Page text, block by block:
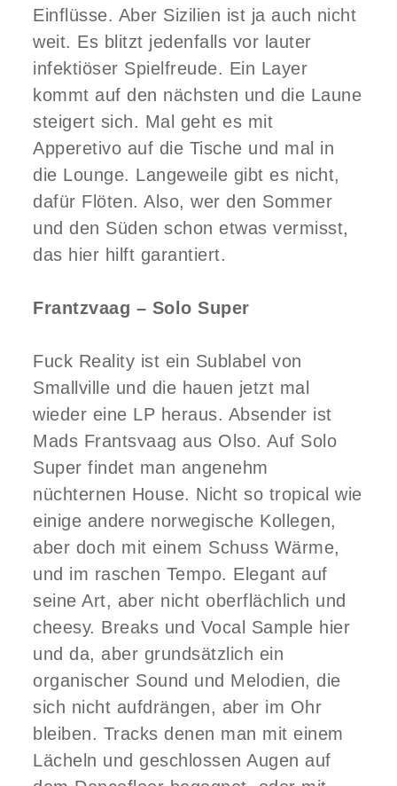
Einflüsse. Aber Sizilien ist ja auch nicht
weit. Es blitzt jedenfalls vor lauter
infektiöser Spielfreude. Ein Layer
kommt auf den nächsten und die Laune
steigert sich. Mal geht es mit
Apperetivo auf die Tische und mal in
die Lounge. Langeweile gibt es nicht,
dafür Flöten. Also, wer den Sommer
und den Süden schon etwas vermisst,
das hier hilft garantiert.
Frantzvaag – Solo Super
Fuck Reality ist ein Sublabel von
Smallville und die hauen jetzt mal
wieder eine LP heraus. Absender ist
Mads Frantsvaag aus Olso. Auf Solo
Super findet man angenehm
nüchternen House. Nicht so tropical wie
einige andere norwegische Kollegen,
aber doch mit einem Schuss Wärme,
und im raschen Tempo. Elegant auf
seine Art, aber nicht oberflächlich und
cheesy. Breaks und Vocal Sample hier
und da, aber grundsätzlich ein
organischer Sound und Melodien, die
sich nicht aufdrängen, aber im Ohr
bleiben. Tracks denen man mit einem
Lächeln und geschlossen Augen auf